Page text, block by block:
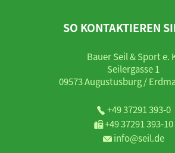
SO KONTAKTIEREN
Bauer Seil & Sport e.
Seilergasse 1
09573 Augustusburg /
+49 37291 393-0
+49 37291 393-10
info@seil.de